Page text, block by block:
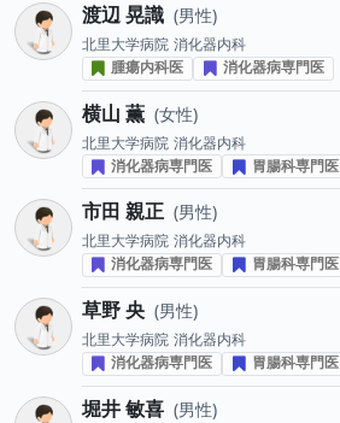
渡辺 晃識 男性
北里大学病院 消化器内科
腫瘍内科医
消化器病専門医
横山 薫 女性
北里大学病院 消化器内科
消化器病専門医
胃腸科専門医
市田 親正 男性
北里大学病院 消化器内科
消化器病専門医
胃腸科専門医
草野 央 男性
北里大学病院 消化器内科
消化器病専門医
胃腸科専門医
堀井 敏喜 男性